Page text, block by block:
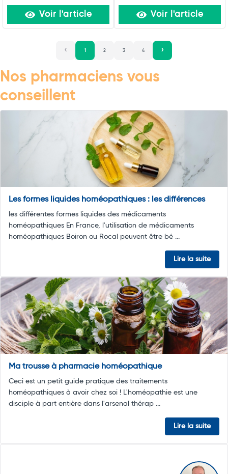
Voir l'article Voir l'article
1 2 3 4
Nos pharmaciens vous
conseillent
Les formes liquides homéopathiques : les différences
les différentes formes liquides des médicaments
homéopathiques En France, l'utilisation de médicaments
homéopathiques Boiron ou Rocal peuvent être bé ...
Lire la suite
Ma trousse à pharmacie homéopathique
Ceci est un petit guide pratique des traitements
homéopathiques à avoir chez soi ! L'homéopathie est une
disciple à part entière dans l'arsenal thérap ...
Lire la suite